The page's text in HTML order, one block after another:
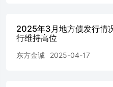
2025年3月地方债发行情
行维持高位
东方金诚 2025-04-17